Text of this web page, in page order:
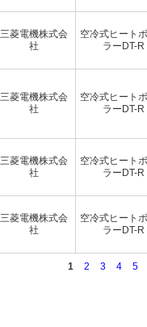
三菱電機株式会
社
空冷式ヒート
ラーDT-
三菱電機株式会
社
空冷式ヒート
ラーDT-
三菱電機株式会
社
空冷式ヒート
ラーDT-
三菱電機株式会
社
空冷式ヒート
ラーDT-
1 2 3 4 5